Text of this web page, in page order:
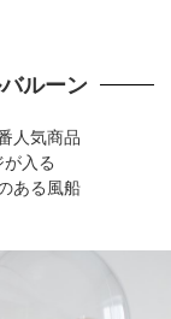
ルーン
人気商品
入る
ある風船